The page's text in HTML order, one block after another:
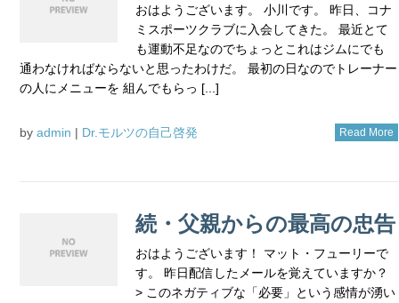
おはようございます。 小川です。 昨日、コナ
ミスポーツクラブに入会してきた。 最近とて
も運動不足なのでちょっとこれはジムにでも
通わなければならないと思ったわけだ。 最初の日なのでトレーナー
の人にメニューを 組んでもらっ [...]
by admin | Dr.モルツの自己啓発 Read More
続・父親からの最高の忠告
おはようございます！ マット・フューリーで
す。 昨日配信したメールを覚えていますか？
> このネガティブな「必要」という感情が湧い